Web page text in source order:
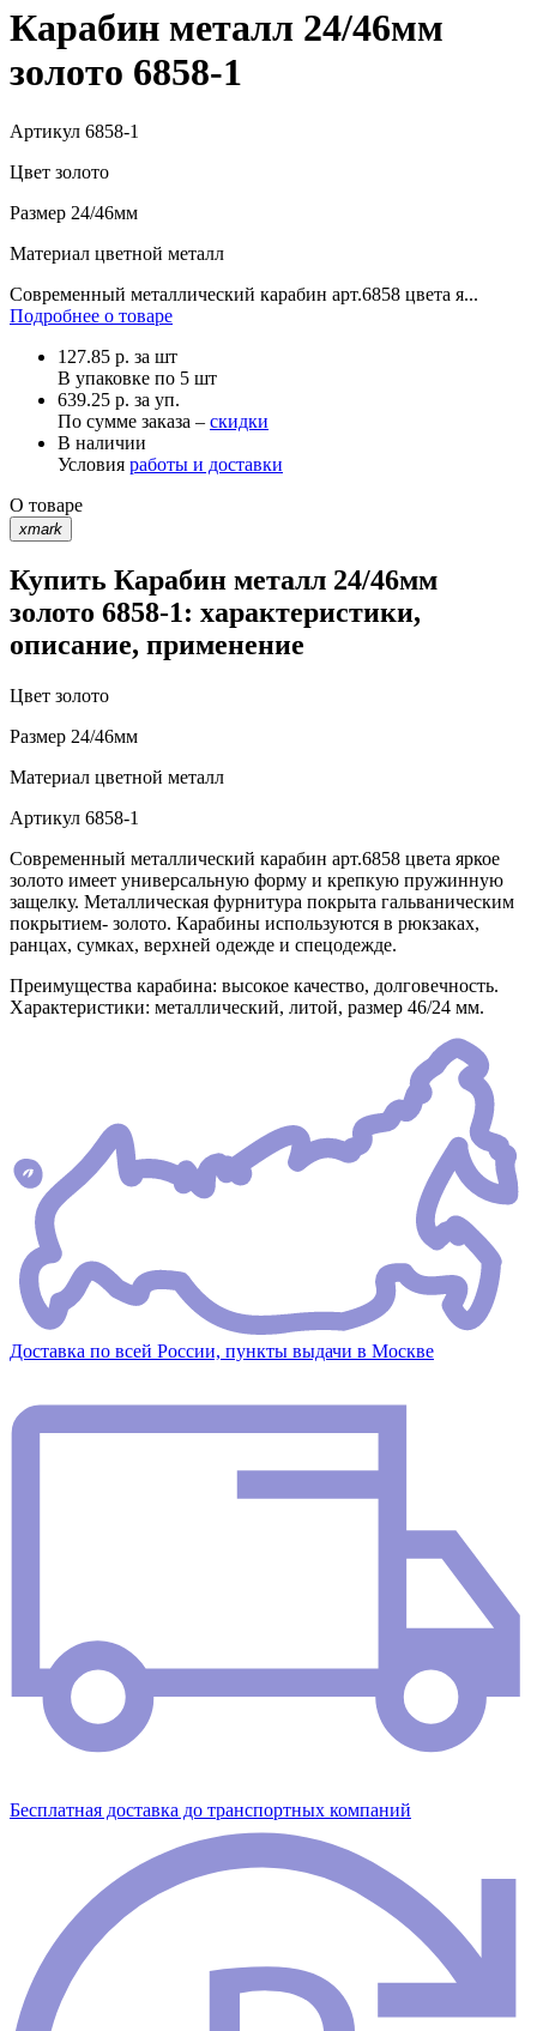
Карабин металл 24/46мм
золото 6858-1
Артикул 6858-1
Цвет золото
Размер 24/46мм
Материал цветной металл
Современный металлический карабин арт.6858 цвета я...
Подробнее о товаре
127.85 р. за шт
В упаковке по 5 шт
639.25 р. за уп.
По сумме заказа – скидки
В наличии
Условия работы и доставки
О товаре
xmark
Купить Карабин металл 24/46мм
золото 6858-1: характеристики,
описание, применение
Цвет золото
Размер 24/46мм
Материал цветной металл
Артикул 6858-1
Современный металлический карабин арт.6858 цвета яркое
золото имеет универсальную форму и крепкую пружинную
защелку. Металлическая фурнитура покрыта гальваническим
покрытием- золото. Карабины используются в рюкзаках,
ранцах, сумках, верхней одежде и спецодежде.
Преимущества карабина: высокое качество, долговечность.
Характеристики: металлический, литой, размер 46/24 мм.
Доставка по всей России, пункты выдачи в Москве
Бесплатная доставка до транспортных компаний